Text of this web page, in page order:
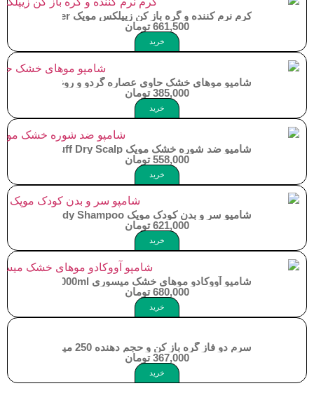
کرم نرم کننده و گره باز کن زیپلکس موپک Moppek Zipplex Hair Conditioner
661,500 تومان
خرید
شامپو موهای خشک حاوی عصاره گردو و روغن آووکادو 250 میلی لیترموپک Dry Hair Shampoo Moppek
385,000 تومان
خرید
شامپو ضد شوره خشک موپک Moppek Anti Dandruff Dry Scalp
558,000 تومان
خرید
شامپو سر و بدن کودک موپک Moppek Kids Hair and Body Shampoo
621,000 تومان
خرید
شامپو آووکادو موهای خشک میسوری Misssuri Dry Hair Shampoo 1000ml
680,000 تومان
خرید
سرم دو فاز گره باز کن و حجم دهنده 250 میلی لیتر موپک Moppek 2Phase Conditioner
367,000 تومان
خرید